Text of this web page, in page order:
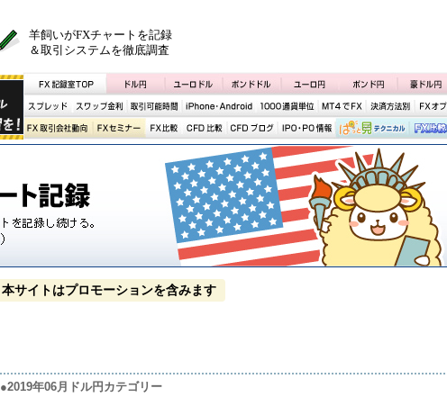
羊飼いがFXチャートを記録
＆取引システムを徹底調査
本サイトはプロモーションを含みます
●2019年06月ドル円カテゴリー